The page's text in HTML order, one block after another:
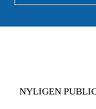
NYLIGEN